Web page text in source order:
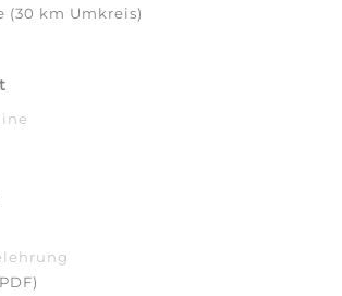
(30 km Umkreis)